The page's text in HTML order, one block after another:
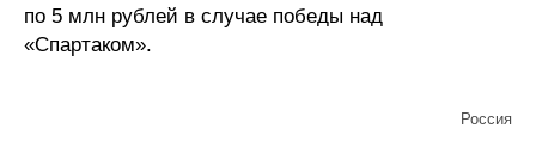
по 5 млн рублей в случае победы над
«Спартаком».
Россия